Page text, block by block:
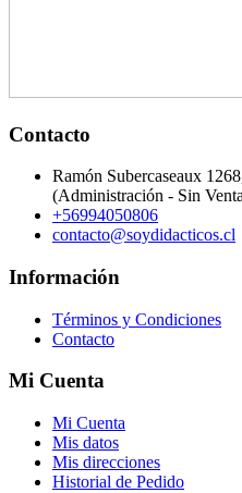
Contacto
Ramón Subercaseaux
(Administración - Sin
+56994050806
contacto@soydidacticos.cl
Información
Términos y Condiciones
Contacto
Mi Cuenta
Mi Cuenta
Mis datos
Mis direcciones
Historial de Pedido